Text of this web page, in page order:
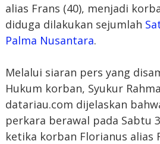
alias Frans (40), menjadi
diduga dilakukan sejumlah
Palma Nusantara.
Melalui siaran pers yang
Hukum korban, Syukur
datariau.com dijelaskan
perkara berawal pada Sabtu
ketika korban Florianus alias